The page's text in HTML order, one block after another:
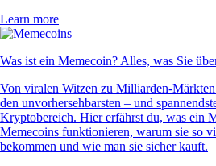
Learn more
Was ist ein Memecoin? Alles, was Sie
Von viralen Witzen zu Milliarden-
den unvorhersehbarsten – und
Kryptobereich. Hier erfährst du, was ein
Memecoins funktionieren, warum sie so
bekommen und wie man sie sicher kauft.